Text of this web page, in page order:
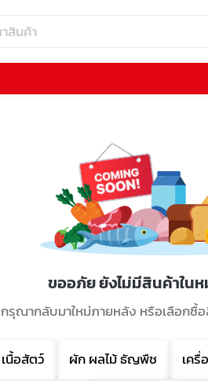
ขออภัย ยังไม่มีสินค้าใน
กรุณากลับมาใหม่ภายหลัง หรือเลือกซื้
เนื้อสัตว์ ผัก ผลไม้ ธัญพืช เครื่